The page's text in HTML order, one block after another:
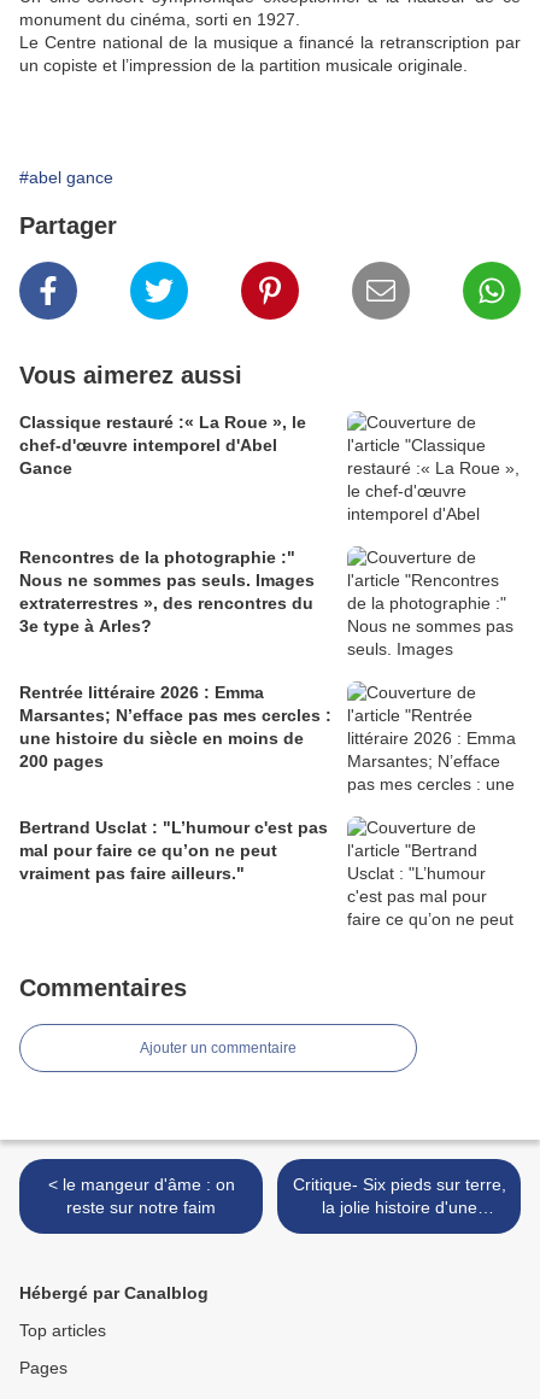
monument du cinéma, sorti en 1927.
Le Centre national de la musique a financé la retranscription par
un copiste et l’impression de la partition musicale originale.
#abel gance
Partager
Vous aimerez aussi
Classique restauré :« La Roue », le
chef-d'œuvre intemporel d'Abel
Gance
Rencontres de la photographie :"
Nous ne sommes pas seuls. Images
extraterrestres », des rencontres du
3e type à Arles?
Rentrée littéraire 2026 : Emma
Marsantes; N’efface pas mes cercles :
une histoire du siècle en moins de
200 pages
Bertrand Usclat : "L’humour c'est pas
mal pour faire ce qu’on ne peut
vraiment pas faire ailleurs."
Commentaires
Ajouter un commentaire
< le mangeur d'âme : on
reste sur notre faim
Critique- Six pieds sur terre,
la jolie histoire d'une
réconciliation >
Hébergé par Canalblog
Top articles
Pages